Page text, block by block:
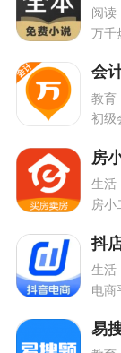
阅读
万千
会
教育
初级
房
生活
房小
抖
生活
电商
易